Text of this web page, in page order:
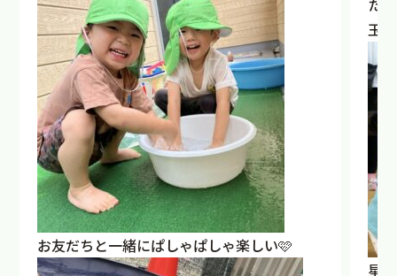
お友だちと一緒にぱしゃぱしゃ楽しい🩷
玉
星